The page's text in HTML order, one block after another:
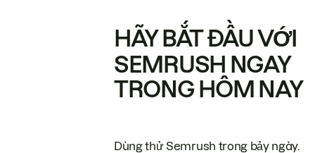
HÃY BẮT ĐẦU VỚI
SEMRUSH NGAY
TRONG HÔM NAY
Dùng thử Semrush trong bảy ngày.